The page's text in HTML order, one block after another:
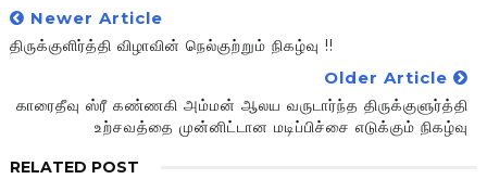
Newer Article
திருக்குளிர்த்தி விழாவின் நெல்குற்றும் நிகழ்வு !!
Older Article
காரைதீவு ஸ்ரீ கண்ணகி அம்மன் ஆலய வருடார்ந்த திருக்குளுர்த்தி
உற்சவத்தை முன்னிட்டான மடிப்பிச்சை எடுக்கும் நிகழ்வு
RELATED POST